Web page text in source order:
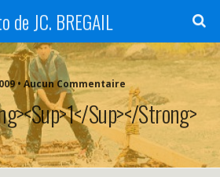
de JC. BREGAIL
• Aucun Commentaire
sup></strong>